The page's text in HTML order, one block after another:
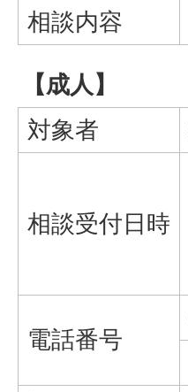
相談内容
【成人】
対象者
相談受付日時
電話番号